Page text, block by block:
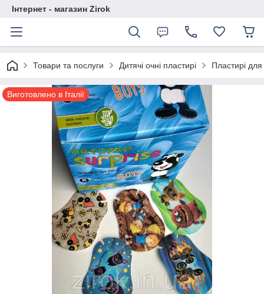
Інтернет - магазин Zirok
Товари та послуги Дитячі очні пластирі Пластирі
Виготовлено в Італії